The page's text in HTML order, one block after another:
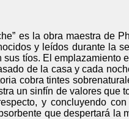
es la obra maestra de
y leídos durante la
tíos. El emplazamiento
de la casa y cada
cobra tintes
un sinfín de valores que
y concluyendo
que despertará la